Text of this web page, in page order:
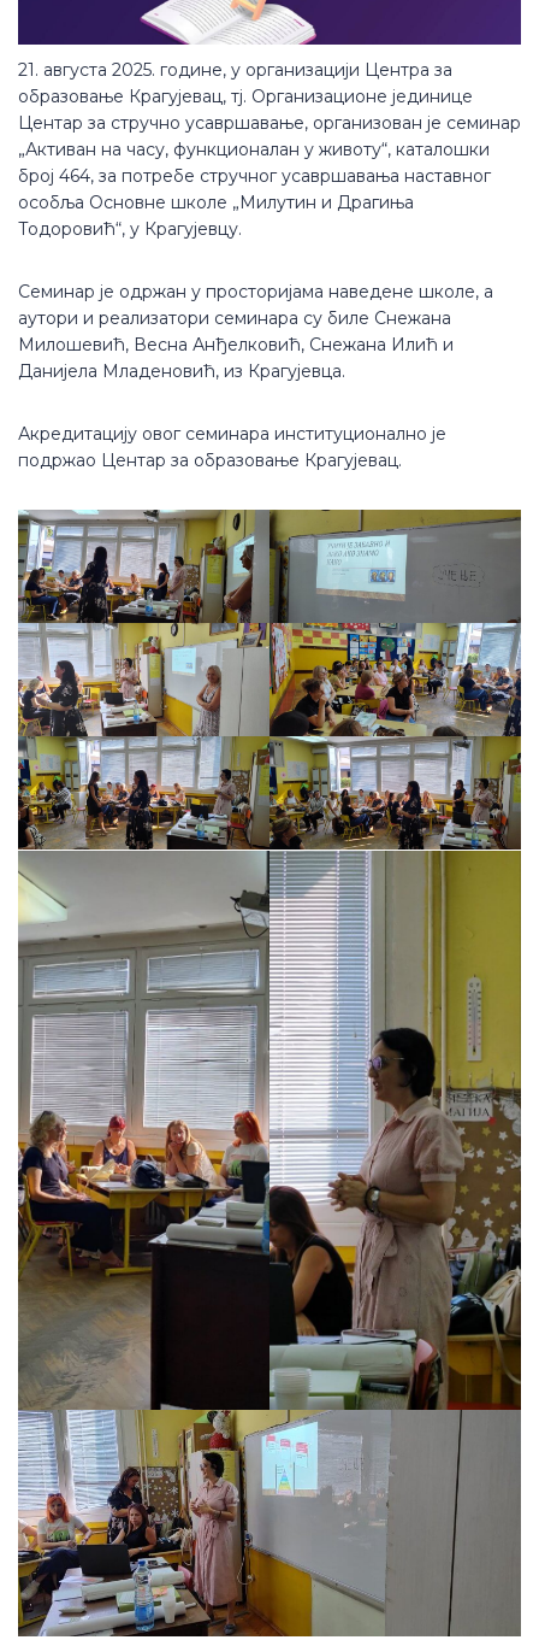
21. августа 2025. године, у организацији Центра за
образовање Крагујевац, тј. Организационе јединице
Центар за стручно усавршавање, организован је семинар
„Активан на часу, функционалан у животу“, каталошки
број 464, за потребе стручног усавршавања наставног
особља Основне школе „Милутин и Драгиња
Тодоровић“, у Крагујевцу.
Семинар је одржан у просторијама наведене школе, а
аутори и реализатори семинара су биле Снежана
Милошевић, Весна Анђелковић, Снежана Илић и
Данијела Младеновић, из Крагујевца.
Акредитацију овог семинара институционално је
подржао Центар за образовање Крагујевац.